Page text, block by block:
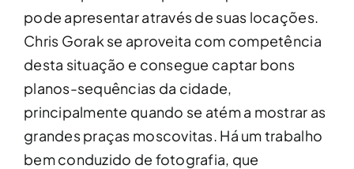
pode apresentar através de suas locações.
Chris Gorak se aproveita com competência
desta situação e consegue captar bons
planos-sequências da cidade,
principalmente quando se atém a mostrar as
grandes praças moscovitas. Há um trabalho
bem conduzido de fotografia, que